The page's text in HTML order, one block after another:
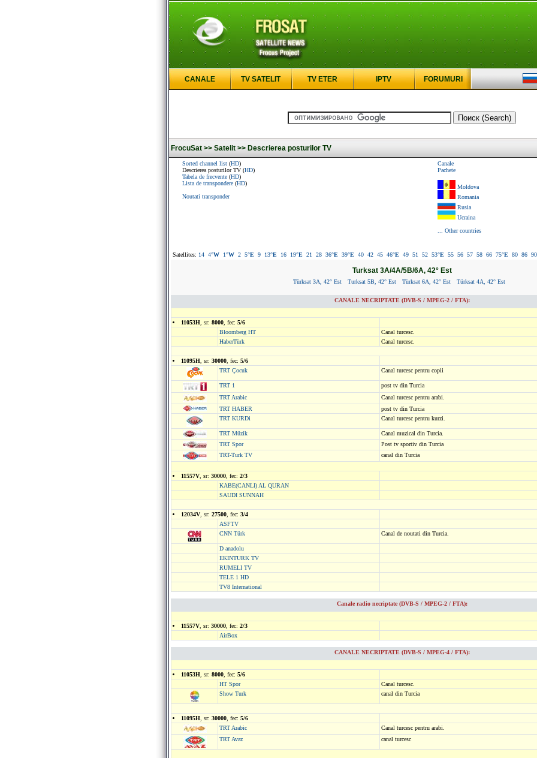
CANALE TV SATELIT TV ETER IPTV FORUMURI
FrocuSat >> Satelit >> Descrierea posturilor TV
Sorted channel list (HD)
Descrierea posturilor TV (HD)
Tabela de frecvente (HD)
Lista de transpondere (HD)
Noutati transponder
Canale
Pachete
Moldova
Romania
Rusia
Ucraina
... Other countries
Satellites: 14 4°W 1°W 2 5°E 9 13°E 16 19°E 21 28 36°E 39°E 40 42 45 46°E 49 51 52 53°E 55 56 57 58 66 75°E 80 86 90
Turksat 3A/4A/5B/6A, 42° Est
Türksat 3A, 42° Est Turksat 5B, 42° Est Türksat 6A, 42° Est
Türksat 4A, 42° Est
CANALE NECRIPTATE (DVB-S / MPEG-2 / FTA):
11053H , sr: 8000 , fec: 5/6
Bloomberg HT
Canal turcesc.
HaberTürk
Canal turcesc.
11095H , sr: 30000 , fec: 5/6
TRT Çocuk
Canal turcesc pentru copii
TRT 1
post tv din Turcia
TRT Arabic
Canal turcesc pentru arabi.
TRT HABER
post tv din Turcia
TRT KURDi
Canal turcesc pentru kurzi.
TRT Müzik
Canal muzical din Turcia.
TRT Spor
Post tv sportiv din Turcia
TRT-Turk TV
canal din Turcia
11557V , sr: 30000 , fec: 2/3
KABE(CANLI) AL QURAN
SAUDI SUNNAH
12034V , sr: 27500 , fec: 3/4
ASFTV
CNN Türk
Canal de noutati din Turcia.
D anadolu
EKINTURK TV
RUMELI TV
TELE 1 HD
TV8 International
Canale radio necriptate (DVB-S / MPEG-2 / FTA):
11557V , sr: 30000 , fec: 2/3
AirBox
CANALE NECRIPTATE (DVB-S / MPEG-4 / FTA):
11053H , sr: 8000 , fec: 5/6
HT Spor
Canal turcesc.
Show Turk
canal din Turcia
11095H , sr: 30000 , fec: 5/6
TRT Arabic
Canal turcesc pentru arabi.
TRT Avaz
canal turcesc